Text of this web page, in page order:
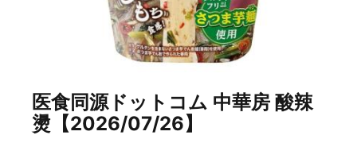
医食同源ドットコム 中華房 酸辣
燙【2026/07/26】